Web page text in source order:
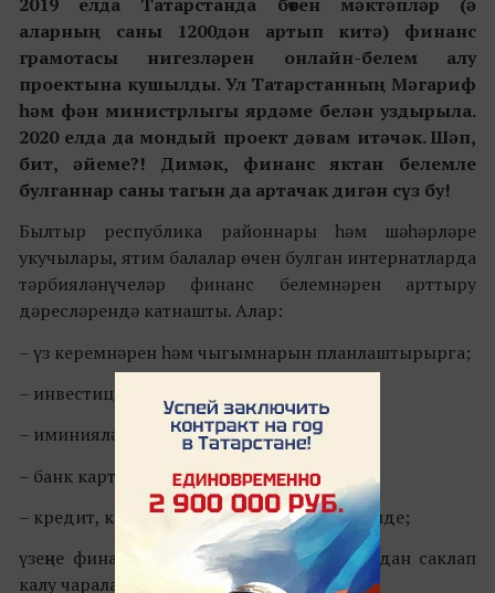
аларның саны 1200дән артып китә) финанс
грамотасы нигезләрен онлайн-белем алу
проектына кушылды. Ул Татарстанның Мәгариф
һәм фән министрлыгы ярдәме белән уздырыла.
2020 елда да мондый проект дәвам итәчәк. Шәп,
бит, әйеме?! Димәк, финанс яктан белемле
булганнар саны тагын да артачак дигән сүз бу!
Былтыр республика районнары һәм шәһәрләре
укучылары, ятим балалар өчен булган интернатларда
тәрбияләнүчеләр финанс белемнәрен арттыру
дәресләрендә катнашты. Алар:
– үз керемнәрен һәм чыгымнарын планлаштырырга;
– инвестицияләргә;
– иминияләштерергә;
– банк карталары белән кулланырга;
– кредит, кертемнәр нечкәлекләрен өйрәнде;
үзеңне финанс өлкәсендәге мошенниклардан саклап
калу чаралары турында белде.